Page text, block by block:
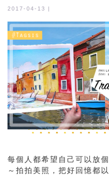
2017-04-13 |
每個人都希望自己可以放
～拍拍美照，把好回憶都